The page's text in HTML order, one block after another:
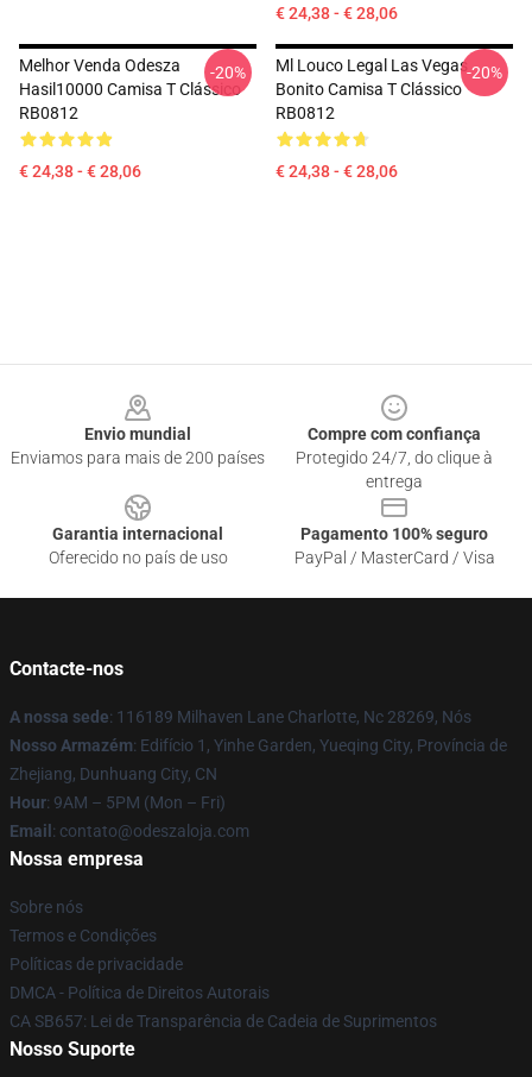
€ 24,38 - € 28,06
Melhor Venda Odesza
Hasil10000 Camisa T Clássico
RB0812
€ 24,38 - € 28,06
-20%
Ml Louco Legal Las Vegas
Bonito Camisa T Clássico
RB0812
€ 24,38 - € 28,06
-20%
Envio mundial
Enviamos para mais de 200 países
Compre com confiança
Protegido 24/7, do clique à
entrega
Garantia internacional
Oferecido no país de uso
Pagamento 100% seguro
PayPal / MasterCard / Visa
Contacte-nos
A nossa sede: 116189 Milhaven Lane Charlotte, Nc 28269, Nós
Nosso Armazém: Edifício 1, Yinhe Garden, Yueqing City, Província de
Zhejiang, Dunhuang City, CN
Hour: 9AM – 5PM (Mon – Fri)
Email : contato@odeszaloja.com
Nossa empresa
Sobre nós
Termos e Condições
Políticas de privacidade
DMCA - Política de Direitos Autorais
CA SB657: Lei de Transparência de Cadeia de Suprimentos
Nosso Suporte